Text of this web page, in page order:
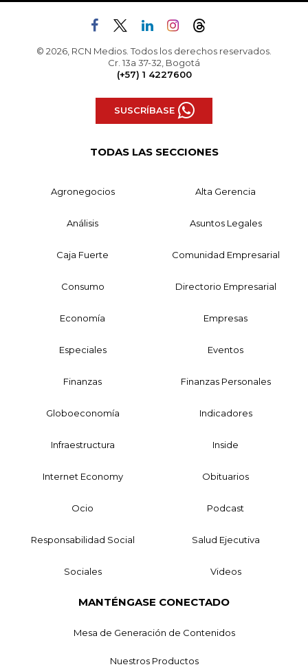
© 2026, RCN Medios. Todos los derechos reservados.
Cr. 13a 37-32, Bogotá
(+57) 1 4227600
SUSCRÍBASE
TODAS LAS SECCIONES
Agronegocios Alta Gerencia
Análisis Asuntos Legales
Caja Fuerte Comunidad Empresarial
Consumo Directorio Empresarial
Economía Empresas
Especiales Eventos
Finanzas Finanzas Personales
Globoeconomía Indicadores
Infraestructura Inside
Internet Economy Obituarios
Ocio Podcast
Responsabilidad Social Salud Ejecutiva
Sociales Videos
MANTÉNGASE CONECTADO
Mesa de Generación de Contenidos
Nuestros Productos